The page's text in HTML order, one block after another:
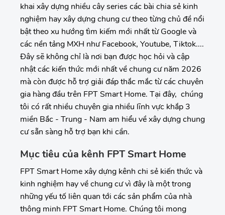
khai xây dựng nhiều cây series các bài chia sẻ kinh
nghiệm hay xây dựng chung cư theo từng chủ đề nổi
bật theo xu hướng tìm kiếm mới nhất từ Google và
các nền tảng MXH như Facebook, Youtube, Tiktok....
Đây sẽ không chỉ là nơi bạn được học hỏi và cập
nhật các kiến thức mới nhất về chung cư năm 2026
mà còn được hỗ trợ giải đáp thắc mắc từ các chuyên
gia hàng đầu trên FPT Smart Home. Tại đây, chúng
tôi có rất nhiều chuyên gia nhiều lĩnh vực khắp 3
miền Bắc - Trung - Nam am hiểu về xây dựng chung
cư sẵn sàng hỗ trợ bạn khi cần.
Mục tiêu của kênh FPT Smart Home
FPT Smart Home xây dựng kênh chi sẻ kiến thức và
kinh nghiệm hay về chung cư vì đây là một trong
những yếu tố liên quan tới các sản phẩm của nhà
thông minh FPT Smart Home. Chúng tôi mong